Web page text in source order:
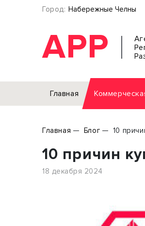
Город: Набережные Челны
АРР
Главная
Торговое помещение
Главная Блог 10
10 причин
18 декабря 2024